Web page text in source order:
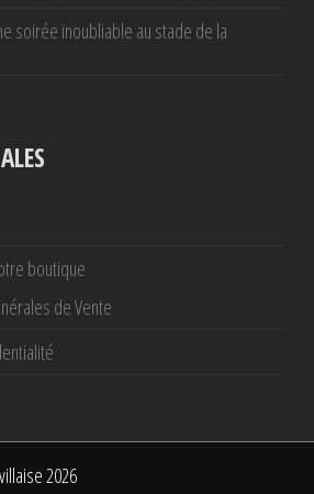
soirée inoubliable au stade de la
boutique
de Vente
2026